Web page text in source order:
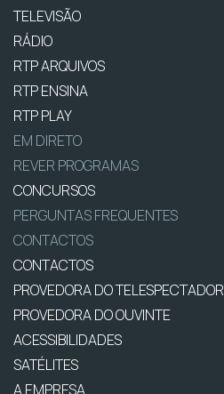
TELEVISÃO
RÁDIO
RTP ARQUIVOS
RTP ENSINA
RTP PLAY
EM DIRETO
REVER PROGRAMAS
CONCURSOS
PERGUNTAS FREQUENTES
CONTACTOS
CONTACTOS
PROVEDORA DO TELESPECTADOR
PROVEDORA DO OUVINTE
ACESSIBILIDADES
SATÉLITES
A EMPRESA